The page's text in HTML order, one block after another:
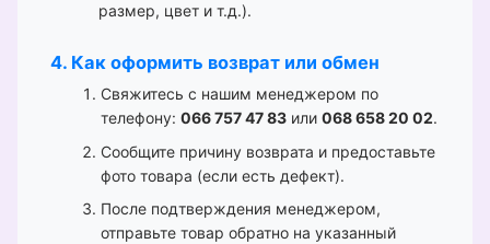
размер, цвет и т.д.).
4. Как оформить возврат или обмен
Свяжитесь с нашим менеджером по
телефону: 066 757 47 83 или 068 658 20 02.
Сообщите причину возврата и предоставьте
фото товара (если есть дефект).
После подтверждения менеджером,
отправьте товар обратно на указанный